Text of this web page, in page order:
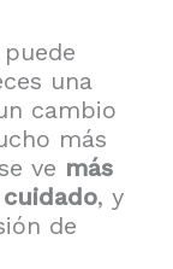
una
cambio
más
ve más
, y
de